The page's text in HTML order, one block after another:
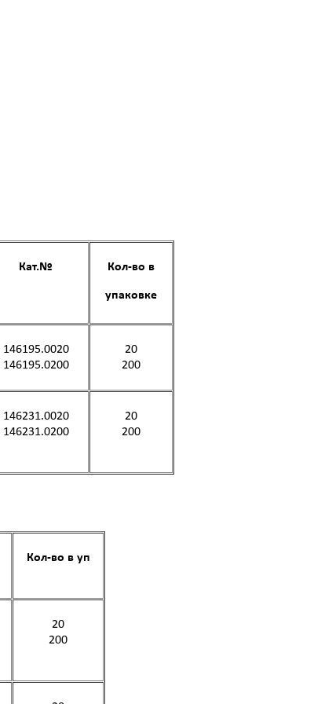
Кат.№ Кол-во в
упаковке
146195.0020
146195.0200
20
200
146231.0020
146231.0200
20
200
Кол-во в уп
20
200